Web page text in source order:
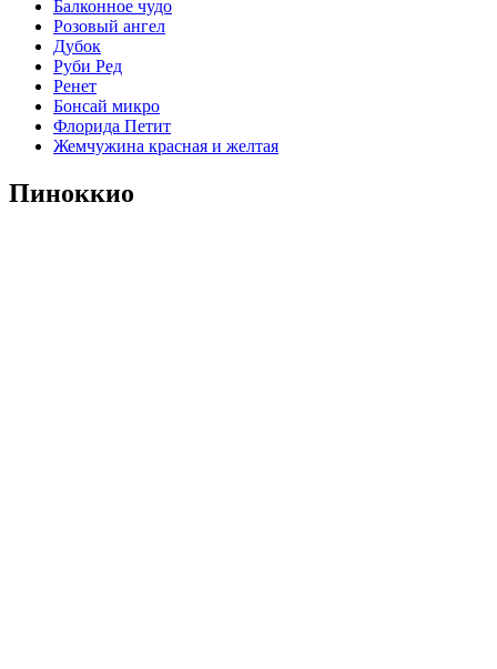
Балконное чудо
Розовый ангел
Дубок
Руби Ред
Ренет
Бонсай микро
Флорида Петит
Жемчужина красная и желтая
Пиноккио